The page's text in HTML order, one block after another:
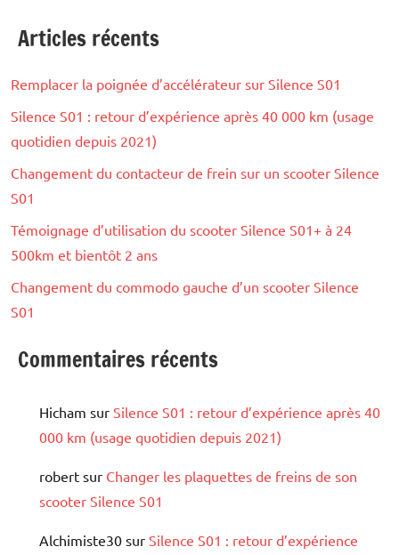
Articles récents
Remplacer la poignée d’accélérateur sur Silence S01
Silence S01 : retour d’expérience après 40 000 km (usage
quotidien depuis 2021)
Changement du contacteur de frein sur un scooter Silence
S01
Témoignage d’utilisation du scooter Silence S01+ à 24
500km et bientôt 2 ans
Changement du commodo gauche d’un scooter Silence
S01
Commentaires récents
Hicham sur Silence S01 : retour d’expérience après 40
000 km (usage quotidien depuis 2021)
robert sur Changer les plaquettes de freins de son
scooter Silence S01
Alchimiste30 sur Silence S01 : retour d’expérience